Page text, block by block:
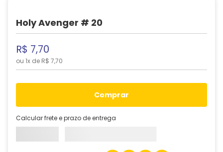
Holy Avenger # 20
R$ 7,70
ou 1x de R$ 7,70
comprar
Calcular frete e prazo de entrega